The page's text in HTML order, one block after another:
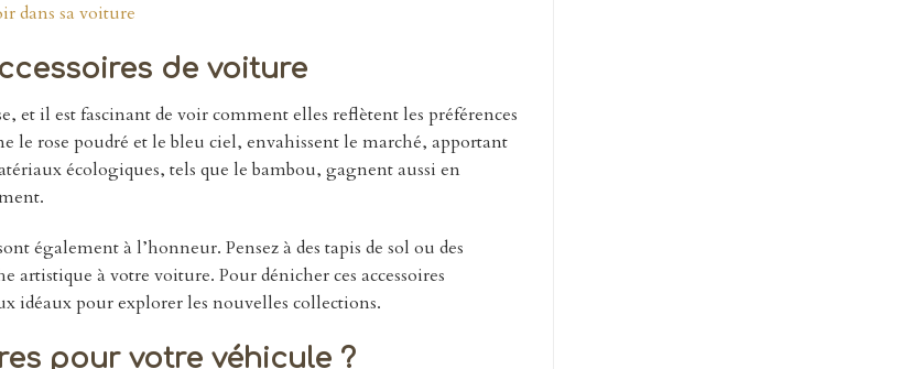
dans sa voiture
de voiture
et il est fascinant de voir comment elles reflètent les préférences
le rose poudré et le bleu ciel, envahissent le marché, apportant
écologiques, tels que le bambou, gagnent aussi en
également à l’honneur. Pensez à des tapis de sol ou des
artistique à votre voiture. Pour dénicher ces accessoires
idéaux pour explorer les nouvelles collections.
pour votre véhicule ?